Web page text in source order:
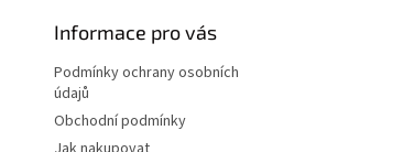
Informace pro vás
Podmínky ochrany osobních
údajů
Obchodní podmínky